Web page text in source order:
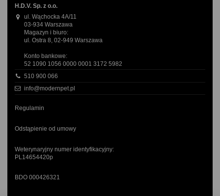
H.D.V. Sp. z o.o.
ul. Wąchocka 4A/11
03-934 Warszawa
Magazyn i biuro:
ul. Ostra 8, 02-949 Warszawa
Konto bankowe:
52 1090 1056 0000 0001 3172 5982
510 900 066
info@modernpet.pl
Regulamin
Odstąpienie od umowy
Weterynaryjny numer identyfikacyjny:
PL14654420p
BDO 000426321